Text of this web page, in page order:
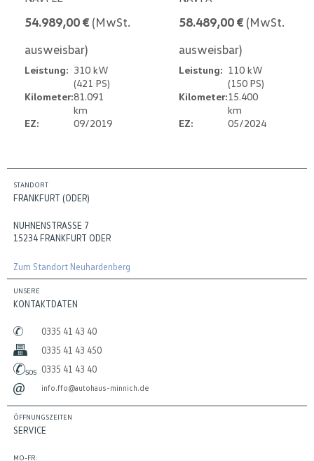
54.989,00 € (MwSt.
ausweisbar)
Leistung: 310 kW
(421 PS)
Kilometer:81.091
km
EZ:
09/2019
58.489,00 € (MwSt.
ausweisbar)
Leistung: 110 kW
(150 PS)
Kilometer:15.400
km
EZ:
05/2024
STANDORT
FRANKFURT (ODER)
NUHNENSTRASSE 7
15234 FRANKFURT ODER
Zum Standort Neuhardenberg
UNSERE
KONTAKTDATEN
0335 41 43 40
0335 41 43 450
0335 41 43 40
info.ffo@autohaus-minnich.de
ÖFFNUNGSZEITEN
SERVICE
MO-FR: